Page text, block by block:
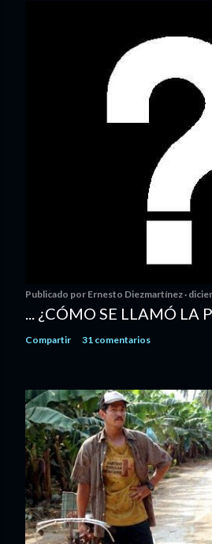
Publicado por Ernesto Diezmartínez
... ¿CÓMO SE LLAMÓ LA
Compartir 31 comentarios